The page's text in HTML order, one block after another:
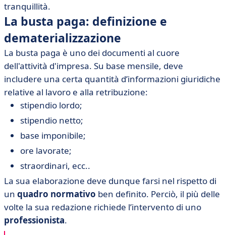
tranquillità.
La busta paga: definizione e
dematerializzazione
La busta paga è uno dei documenti al cuore
dell'attività d'impresa. Su base mensile, deve
includere una certa quantità d’informazioni giuridiche
relative al lavoro e alla retribuzione:
stipendio lordo;
stipendio netto;
base imponibile;
ore lavorate;
straordinari, ecc..
La sua elaborazione deve dunque farsi nel rispetto di
un quadro normativo ben definito. Perciò, il più delle
volte la sua redazione richiede l’intervento di uno
professionista.